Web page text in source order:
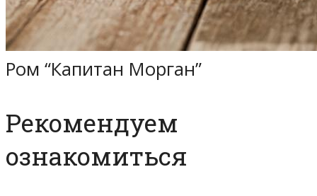
Ром “Капитан Морган”
Рекомендуем
ознакомиться